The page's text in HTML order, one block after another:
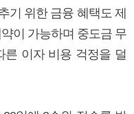
기 위한 금융 혜택도 제
이 가능하며 중도금 무
른 이자 비용 걱정을 덜